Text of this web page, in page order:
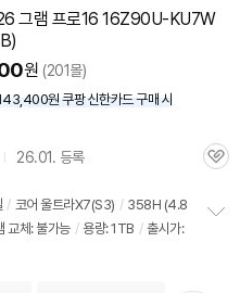
그램 프로16 16Z90U-KU7W
원 (201몰)
원 쿠팡 신한카드 구매 시
26.01. 등록
관
/ 코어 울트라X7(S3) / 358H (4.8
교체: 불가능 / 용량: 1TB / 출시가: